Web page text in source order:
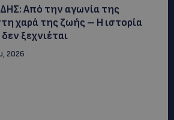
Από την αγωνία της
χαρά της ζωής – Η ιστορία
ξεχνιέται
2026